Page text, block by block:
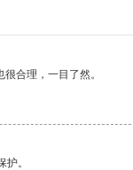
合理，一目了然。
。